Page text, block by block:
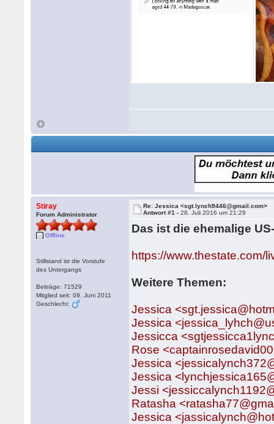
Stiray
Forum Administrator
Offline
Stillstand ist die Vorstufe
des Untergangs
Beiträge: 71529
Mitglied seit: 09. Juni 2011
Geschlecht:
Re: Jessica <sgt.lynch9446@gmail.com>
Antwort #1 -28. Juli 2016 um 21:29
Das ist die ehemalige
https://www.thestate.com/
Weitere Themen:
Jessica
Jessica
Jessicca
Rose
Jessica
Jessica
Jessi
Ratasha
Jessica